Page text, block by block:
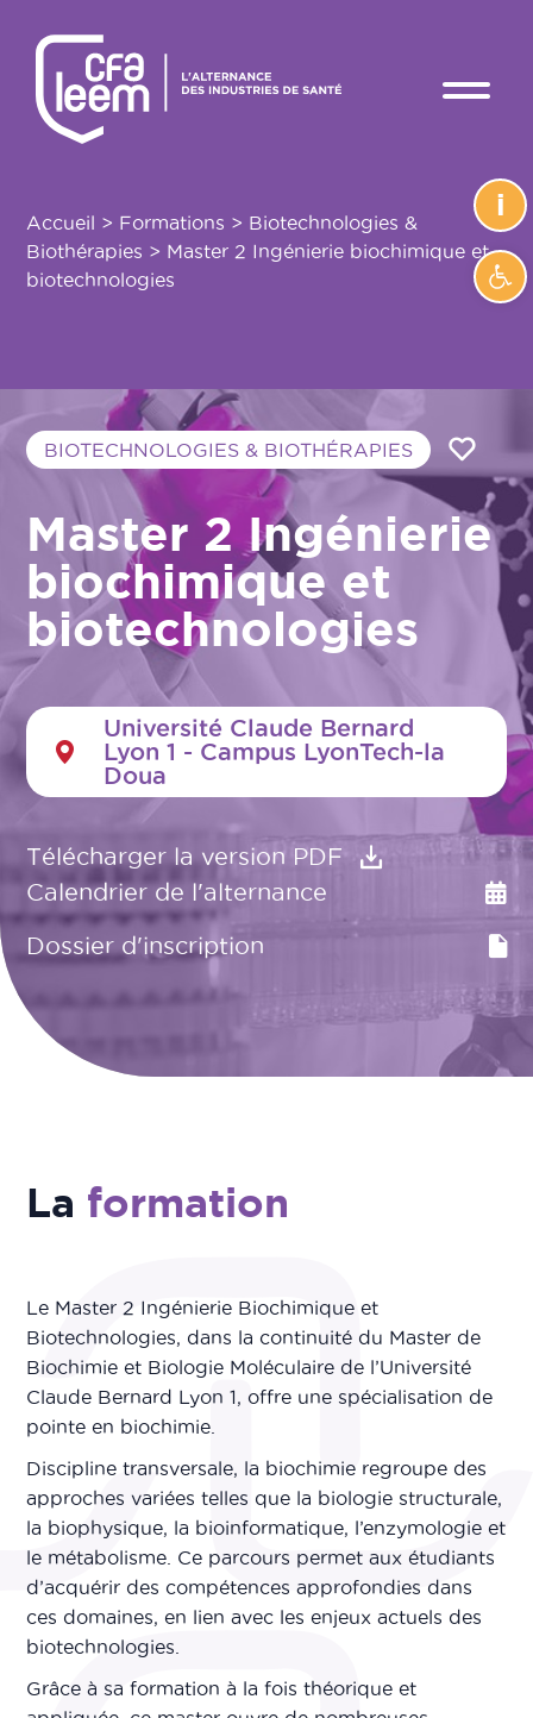
i
Accueil > Formations > Biotechnologies &
Biothérapies > Master 2 Ingénierie biochimique et
biotechnologies
BIOTECHNOLOGIES & BIOTHÉRAPIES
Master 2 Ingénierie
biochimique et
biotechnologies
Université Claude Bernard
Lyon 1 - Campus LyonTech-la
Doua
Télécharger la version PDF
Calendrier de l'alternance
Dossier d'inscription
La formation
Le Master 2 Ingénierie Biochimique et
Biotechnologies, dans la continuité du Master de
Biochimie et Biologie Moléculaire de l’Université
Claude Bernard Lyon 1, offre une spécialisation de
pointe en biochimie.
Discipline transversale, la biochimie regroupe des
approches variées telles que la biologie structurale,
la biophysique, la bioinformatique, l’enzymologie et
le métabolisme. Ce parcours permet aux étudiants
d’acquérir des compétences approfondies dans
ces domaines, en lien avec les enjeux actuels des
biotechnologies.
Grâce à sa formation à la fois théorique et